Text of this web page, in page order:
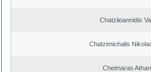
Chatziioannidis
Chatzimichalis
Cheimaras